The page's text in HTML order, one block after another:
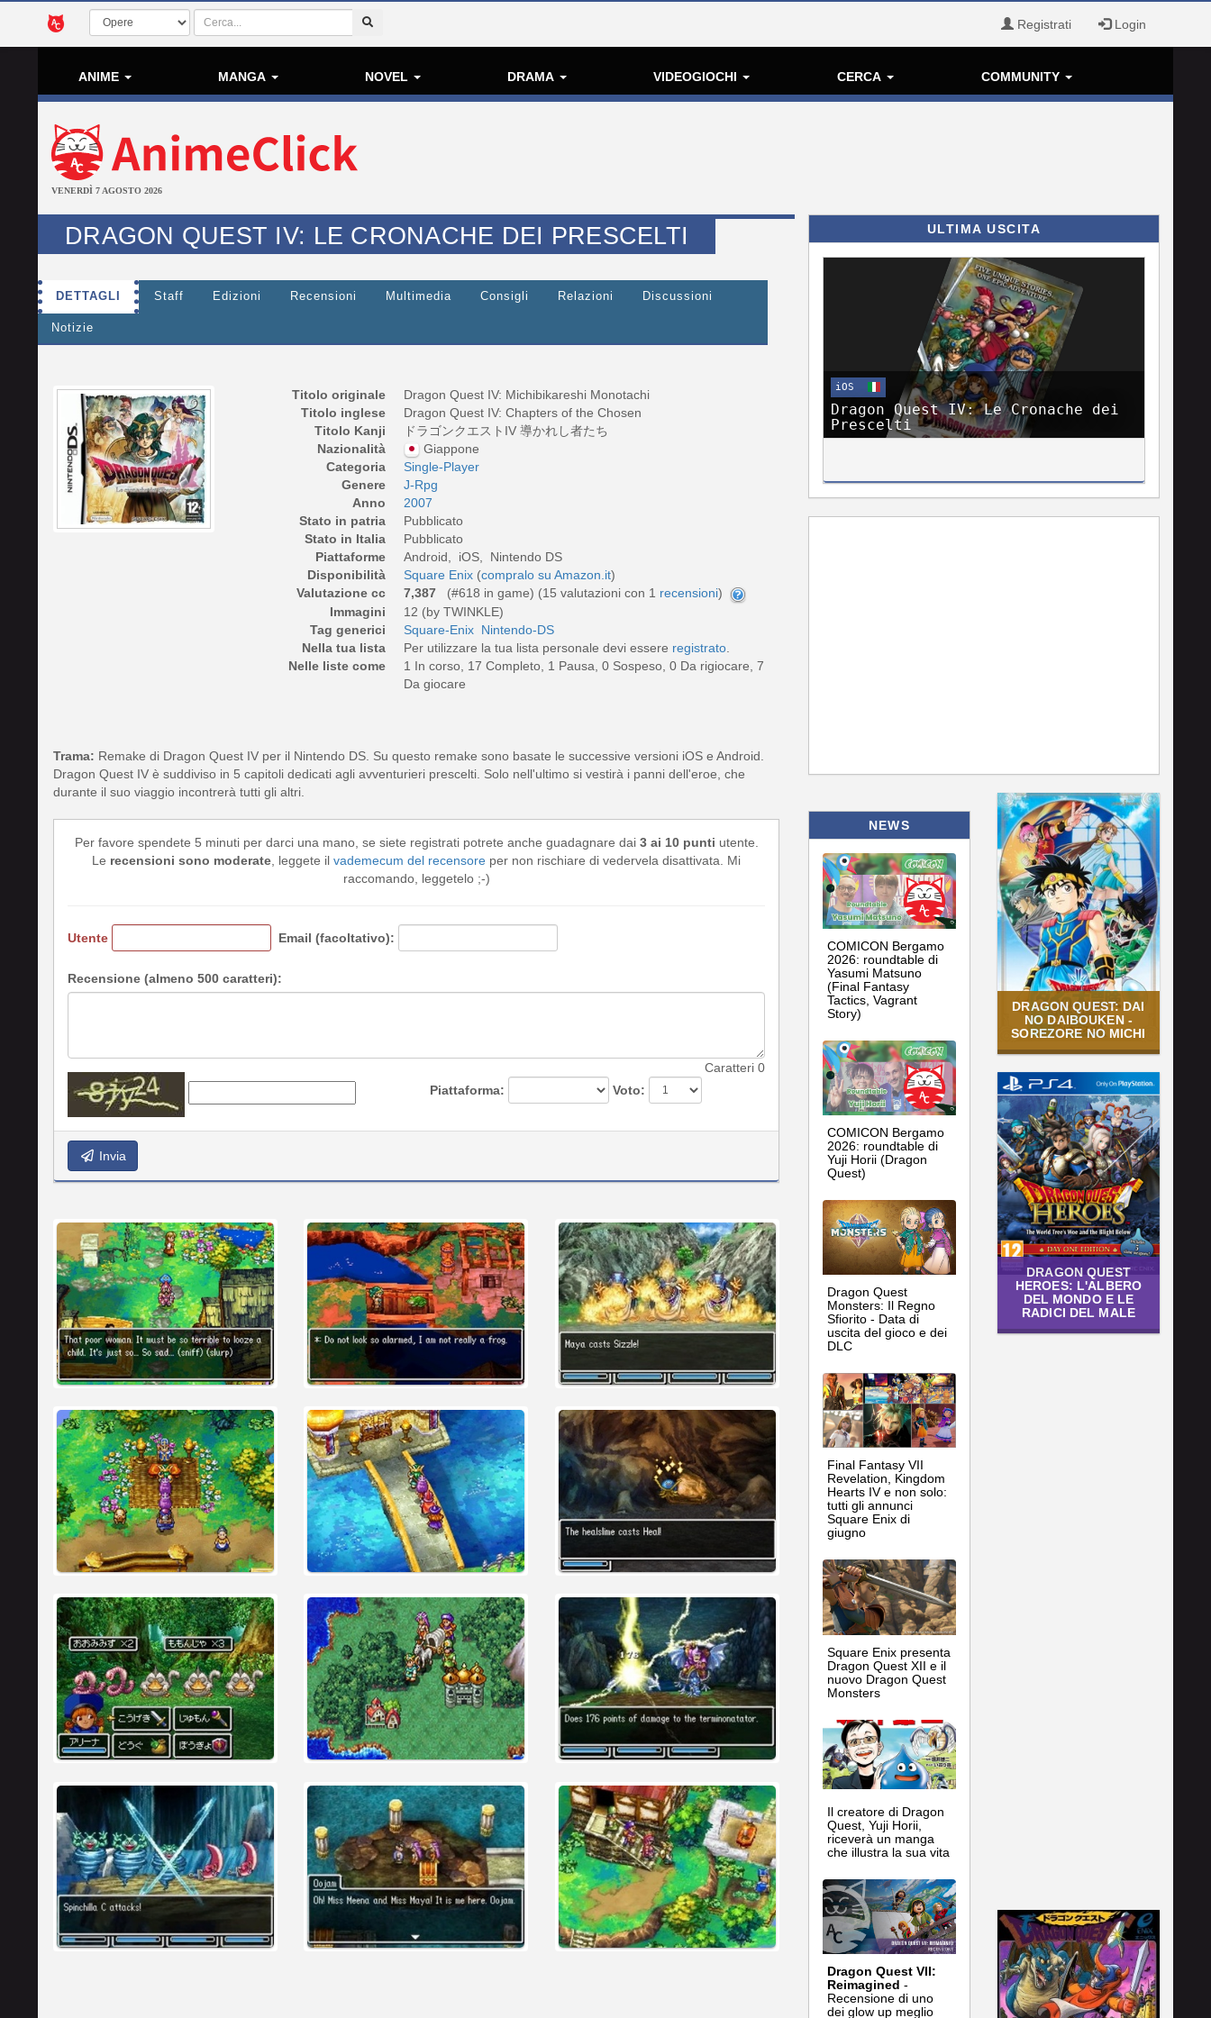
Registrati Login
ANIME MANGA NOVEL DRAMA VIDEOGIOCHI CERCA COMMUNITY
VENERDÌ 7 AGOSTO 2026
DRAGON QUEST IV: LE CRONACHE DEI PRESCELTI
DETTAGLI Staff Edizioni Recensioni Multimedia Consigli Relazioni Discussioni
Notizie
Titolo originale
Dragon Quest IV: Michibikareshi Monotachi
Titolo inglese
Dragon Quest IV: Chapters of the Chosen
Titolo Kanji
ドラゴンクエストIV 導かれし者たち
Nazionalità
Giappone
Categoria
Single-Player
Genere
J-Rpg
Anno
2007
Stato in patria
Pubblicato
Stato in Italia
Pubblicato
Piattaforme
Android, iOS, Nintendo DS
Disponibilità
Square Enix (compralo su Amazon.it)
Valutazione cc
7,387 (#618 in game) (15 valutazioni con 1 recensioni)
Immagini
12 (by TWINKLE)
Tag generici
Square-Enix Nintendo-DS
Nella tua lista
Per utilizzare la tua lista personale devi essere registrato
Nelle liste come
1 In corso, 17 Completo, 1 Pausa, 0 Sospeso, 0 Da rigiocare, 7
Da giocare
Trama: Remake di Dragon Quest IV per il Nintendo DS. Su questo remake sono basate le successive versioni iOS e Android.
Dragon Quest IV è suddiviso in 5 capitoli dedicati agli avventurieri prescelti. Solo nell'ultimo si vestirà i panni dell'eroe, che
durante il suo viaggio incontrerà tutti gli altri.
Per favore spendete 5 minuti per darci una mano, se siete registrati potrete anche guadagnare dai 3 ai 10 punti utente.
Le recensioni sono moderate , leggete il vademecum del recensore per non rischiare di vedervela disattivata. Mi
raccomando, leggetelo ;-)
Utente Email (facoltativo):
Recensione (almeno 500 caratteri):
Caratteri 0
Piattaforma:
Voto:
Invia
ULTIMA USCITA
iOS
Dragon Quest IV: Le Cronache dei
Prescelti
NEWS
COMICON Bergamo
2026: roundtable di
Yasumi Matsuno
(Final Fantasy
Tactics, Vagrant
Story)
COMICON Bergamo
2026: roundtable di
Yuji Horii (Dragon
Quest)
Dragon Quest
Monsters: Il Regno
Sfiorito - Data di
uscita del gioco e dei
DLC
Final Fantasy VII
Revelation, Kingdom
Hearts IV e non solo:
tutti gli annunci
Square Enix di
giugno
Square Enix presenta
Dragon Quest XII e il
nuovo Dragon Quest
Monsters
Il creatore di Dragon
Quest, Yuji Horii,
riceverà un manga
che illustra la sua vita
Dragon Quest VII:
Reimagined -
Recensione di uno
dei glow up meglio
DRAGON QUEST: DAI
NO DAIBOUKEN -
SOREZORE NO MICHI
DRAGON QUEST
HEROES: L'ALBERO
DEL MONDO E LE
RADICI DEL MALE